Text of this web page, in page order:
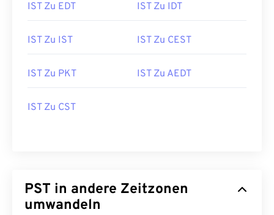
IST Zu EDT IST Zu IDT
IST Zu IST IST Zu CEST
IST Zu PKT IST Zu AEDT
IST Zu CST
PST in andere Zeitzonen
umwandeln